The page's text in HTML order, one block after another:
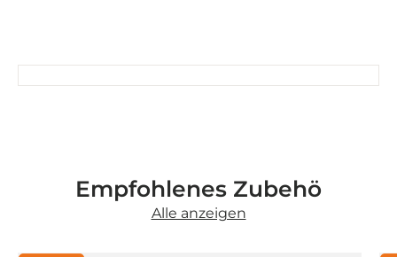
Empfohlenes Zubehö
Alle anzeigen